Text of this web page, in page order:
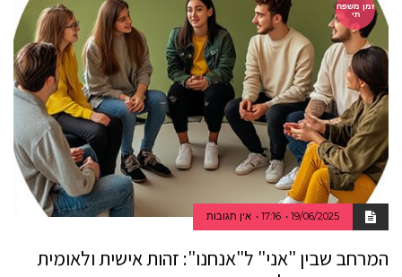
זמן משפח
תי
19/06/2025
17:16 אין תגובות
המרחב שבין "אני" ל"אנחנו": זהות אישית ולאומית